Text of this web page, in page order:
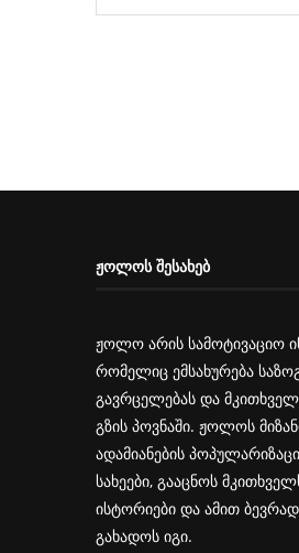
ᲟᲝᲚᲝᲡ ᲨᲔᲡᲐᲮᲔᲑ
ჟოლო არის სამოტივაციო
რომელიც ემსახურება
გავრცელებას და
გზის პოვნაში. ჟოლოს
ადამიანების
სახეები, გააცნოს
ისტორიები და ამით
გახადოს იგი.